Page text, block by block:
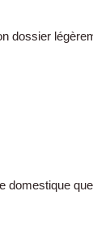
dossier
domestique